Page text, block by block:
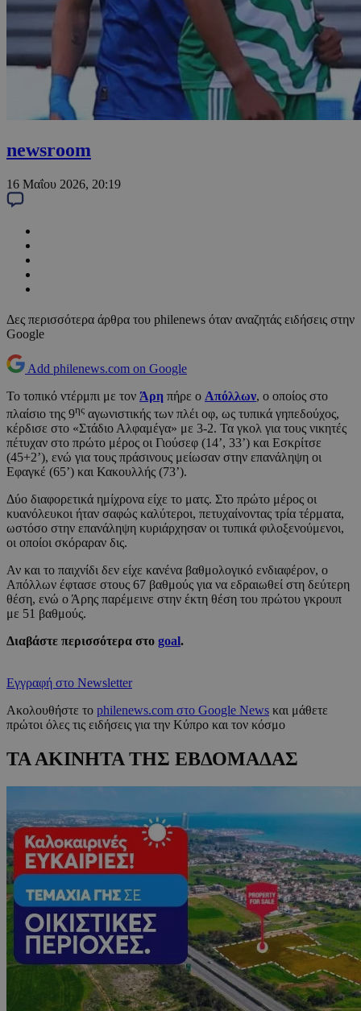
newsroom
16 Μαΐου 2026, 20:19
Δες περισσότερα άρθρα του philenews όταν αναζητάς ειδήσεις στην
Google
Add philenews.com on Google
Το τοπικό ντέρμπι με τον Άρη πήρε ο Απόλλων, ο οποίος στο
πλαίσιο της 9ης αγωνιστικής των πλέι οφ, ως τυπικά γηπεδούχος,
κέρδισε στο «Στάδιο Αλφαμέγα» με 3-2. Τα γκολ για τους νικητές
πέτυχαν στο πρώτο μέρος οι Γιούσεφ (14’, 33’) και Εσκρίτσε
(45+2’), ενώ για τους πράσινους μείωσαν στην επανάληψη οι
Εφαγκέ (65’) και Κακουλλής (73’).
Δύο διαφορετικά ημίχρονα είχε το ματς. Στο πρώτο μέρος οι
κυανόλευκοι ήταν σαφώς καλύτεροι, πετυχαίνοντας τρία τέρματα,
ωστόσο στην επανάληψη κυριάρχησαν οι τυπικά φιλοξενούμενοι,
οι οποίοι σκόραραν δις.
Αν και το παιχνίδι δεν είχε κανένα βαθμολογικό ενδιαφέρον, ο
Απόλλων έφτασε στους 67 βαθμούς για να εδραιωθεί στη δεύτερη
θέση, ενώ ο Άρης παρέμεινε στην έκτη θέση του πρώτου γκρουπ
με 51 βαθμούς.
Διαβάστε περισσότερα στο goal.
Εγγραφή στο Newsletter
Ακολουθήστε το philenews.com στο Google News και μάθετε
πρώτοι όλες τις ειδήσεις για την Κύπρο και τον κόσμο
ΤΑ ΑΚΙΝΗΤΑ ΤΗΣ ΕΒΔΟΜΑΔΑΣ